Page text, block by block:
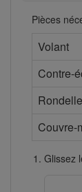
Pièces
Volant
Contre-
Rondelle
Couvre-
Glissez